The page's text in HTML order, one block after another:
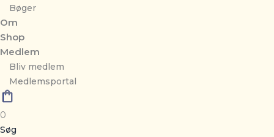
Bøger
Om
Shop
Medlem
Bliv medlem
Medlemsportal
0
Søg